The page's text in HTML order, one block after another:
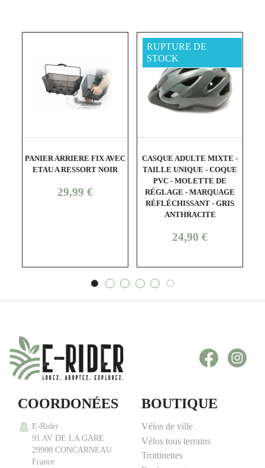
shopping_cart visibility
PANIER ARRIERE FIX AVEC
ETAU A RESSORT NOIR
Prix
29,99 €
shopping_cart visibility
CASQUE ADULTE MIXTE -
TAILLE UNIQUE - COQUE
PVC - MOLETTE DE
RÉGLAGE - MARQUAGE
RÉFLÉCHISSANT - GRIS
ANTHRACITE
Prix
24,90 €
RUPTURE DE
STOCK
Facebook
COORDONÉES
E-Rider
91 AV DE LA GARE
29900 CONCARNEAU
France
BOUTIQUE
Vélos de ville
Vélos tous terrains
Trottinettes